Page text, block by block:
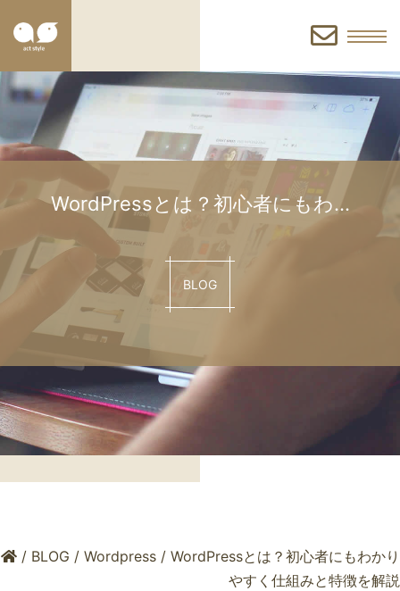
お
問
い
WordPressとは？初心者にもわ…
BLOG
/ BLOG / Wordpress / WordPressとは？初心者にもわかり
やすく仕組みと特徴を解説